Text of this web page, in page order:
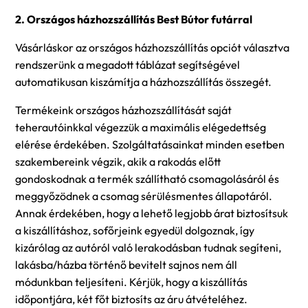
2. Országos házhozszállítás Best Bútor futárral
Vásárláskor az országos házhozszállítás opciót választva
rendszerünk a megadott táblázat segítségével
automatikusan kiszámítja a házhozszállítás összegét.
Termékeink országos házhozszállítását saját
teherautóinkkal végezzük a maximális elégedettség
elérése érdekében. Szolgáltatásainkat minden esetben
szakembereink végzik, akik a rakodás előtt
gondoskodnak a termék szállítható csomagolásáról és
meggyőzödnek a csomag sérülésmentes állapotáról.
Annak érdekében, hogy a lehető legjobb árat biztosítsuk
a kiszállításhoz, sofőrjeink egyedül dolgoznak, így
kizárólag az autóról való lerakodásban tudnak segíteni,
lakásba/házba történő bevitelt sajnos nem áll
módunkban teljesíteni. Kérjük, hogy a kiszállítás
időpontjára, két főt biztosíts az áru átvételéhez.